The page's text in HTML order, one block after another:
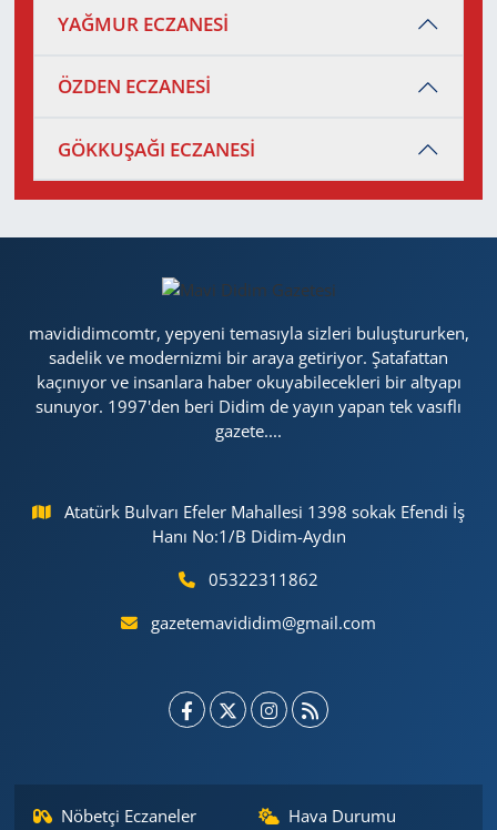
YAĞMUR ECZANESİ
ÖZDEN ECZANESİ
GÖKKUŞAĞI ECZANESİ
mavididimcomtr, yepyeni temasıyla sizleri buluştururken,
sadelik ve modernizmi bir araya getiriyor. Şatafattan
kaçınıyor ve insanlara haber okuyabilecekleri bir altyapı
sunuyor. 1997'den beri Didim de yayın yapan tek vasıflı
gazete....
Atatürk Bulvarı Efeler Mahallesi 1398 sokak Efendi İş
Hanı No:1/B Didim-Aydın
05322311862
gazetemavididim@gmail.com
Nöbetçi Eczaneler Hava Durumu